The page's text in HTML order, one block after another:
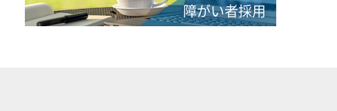
障がい者採用